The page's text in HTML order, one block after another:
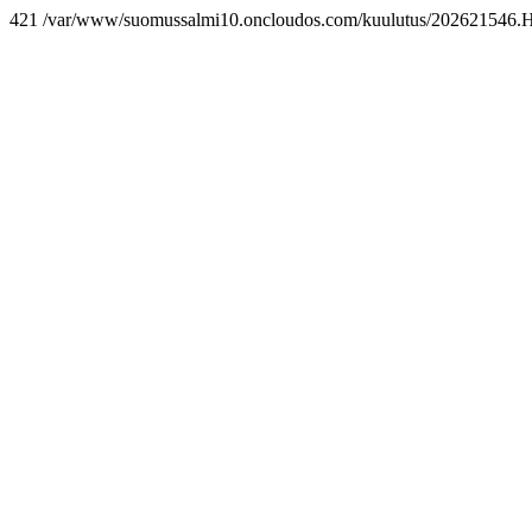
421 /var/www/suomussalmi10.oncloudos.com/kuulutus/